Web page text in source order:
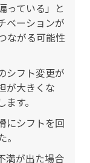
っている」と
ベーションが
ながる可能性
シフト変更が
が大きくな
す。
にシフトを回
満が出た場合